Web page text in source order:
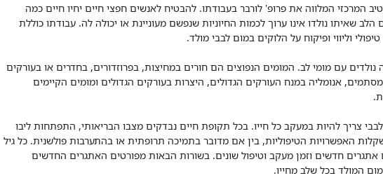
המרכזי המלווה את פרופ' לורבר בעבודתו. להבטיח לאנשים חפצי חיים יחיו חיים כמה
שאיתו נולדו אינו ערוך לכמות החיוניות שנפשם מעוניינת או יכולה לה. עבודתו כוללת
וליווי ופיקוח על הלוקים במום לבבי מולד.
נולדים עם מומי לב. המומים הנפוצים הם חורים במחיצות, בפרוזדורים, בחדרים או בעורקים
אנומליה במנח העורקים הגדולים, היצרות בעורקים הגדולים ומומים הקיימים
צריך להיות במעקב כל חייו. בכל תקופת חיים נבדקים מצבו הבריאותי, התפתחות ליבו
האפשרויות הטיפוליות, בין אם מדובר בתמיכה תרופתית או בהתערבות פולשנית. כל גיל
אתגרים חדשים וזמן מעקב וטיפול שונים. בשורות הבאות מפורטים האתגרים החדשים
המולד בכל שלב מחייו.